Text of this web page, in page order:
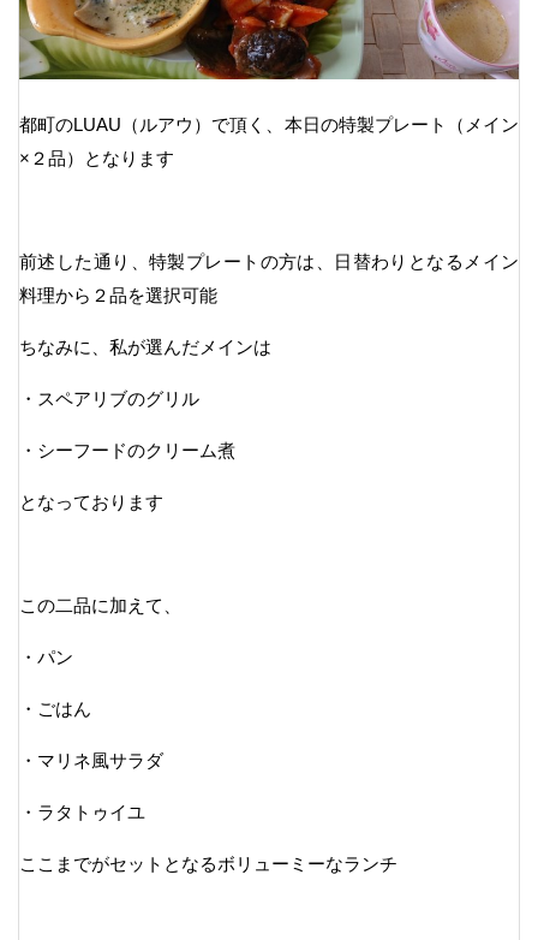
都町のLUAU（ルアウ）で頂く、本日の特製プレート（メイン
×２品）となります
前述した通り、特製プレートの方は、日替わりとなるメイン
料理から２品を選択可能
ちなみに、私が選んだメインは
・スペアリブのグリル
・シーフードのクリーム煮
となっております
この二品に加えて、
・パン
・ごはん
・マリネ風サラダ
・ラタトゥイユ
ここまでがセットとなるボリューミーなランチ